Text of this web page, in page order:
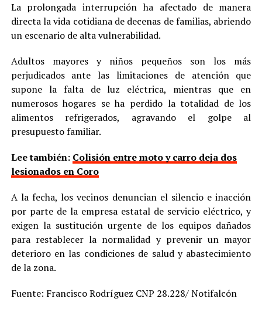
La prolongada interrupción ha afectado de manera
directa la vida cotidiana de decenas de familias, abriendo
un escenario de alta vulnerabilidad.
Adultos mayores y niños pequeños son los más
perjudicados ante las limitaciones de atención que
supone la falta de luz eléctrica, mientras que en
numerosos hogares se ha perdido la totalidad de los
alimentos refrigerados, agravando el golpe al
presupuesto familiar.
Lee también: Colisión entre moto y carro deja dos
lesionados en Coro
A la fecha, los vecinos denuncian el silencio e inacción
por parte de la empresa estatal de servicio eléctrico, y
exigen la sustitución urgente de los equipos dañados
para restablecer la normalidad y prevenir un mayor
deterioro en las condiciones de salud y abastecimiento
de la zona.
Fuente: Francisco Rodríguez CNP 28.228/ Notifalcón